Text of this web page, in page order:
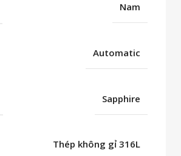
Nam
Automatic
Sapphire
Thép không gỉ 316L